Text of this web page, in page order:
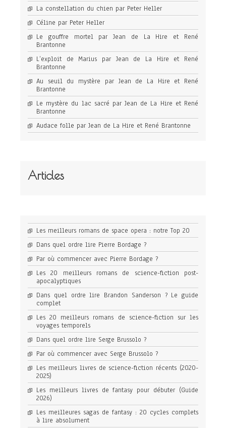
La constellation du chien par Peter Heller
Céline par Peter Heller
Le gouffre mortel par Jean de La Hire et René
Brantonne
L’exploit de Marius par Jean de La Hire et René
Brantonne
Au seuil du mystère par Jean de La Hire et René
Brantonne
Le mystère du lac sacré par Jean de La Hire et René
Brantonne
Audace folle par Jean de La Hire et René Brantonne
Articles
Les meilleurs romans de space opera : notre Top 20
Dans quel ordre lire Pierre Bordage ?
Par où commencer avec Pierre Bordage ?
Les 20 meilleurs romans de science-fiction post-
apocalyptiques
Dans quel ordre lire Brandon Sanderson ? Le guide
complet
Les 20 meilleurs romans de science-fiction sur les
voyages temporels
Dans quel ordre lire Serge Brussolo ?
Par où commencer avec Serge Brussolo ?
Les meilleurs livres de science-fiction récents (2020-
2025)
Les meilleurs livres de fantasy pour débuter (Guide
2026)
Les meilleures sagas de fantasy : 20 cycles complets
à lire absolument